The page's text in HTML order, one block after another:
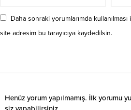
Daha sonraki yorumlarımda
site adresim bu tarayıcıya kaydedilsin.
Henüz yorum yapılmamış. İlk yorumu